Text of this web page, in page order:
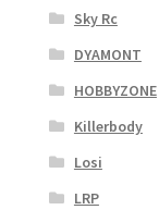
Sky Rc
DYAMONT
HOBBYZONE
Killerbody
Losi
LRP